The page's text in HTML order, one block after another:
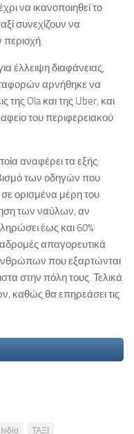
να ικανοποιηθεί το
συνεχίζουν να
περιοχή.
έλλειψη διαφάνειας,
αρνήθηκε να
της Ola και της Uber, και
του περιφερειακού
αναφέρει τα εξής:
των οδηγών που
ορισμένα μέρη του
των ναύλων, αν
έως και 60%
απαγορευτικά
που εξαρτώνται
στην πόλη τους. Τελικά
καθώς θα επηρεάσει τις
Ινδία ΤΑΞΙ